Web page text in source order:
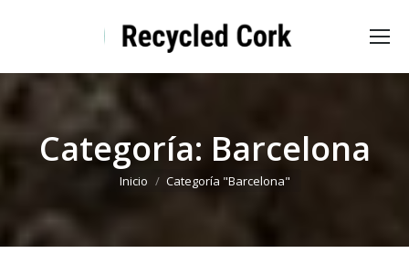
Categoría: Barcelona
Estás aquí:
Inicio Categoría "Barcelona"